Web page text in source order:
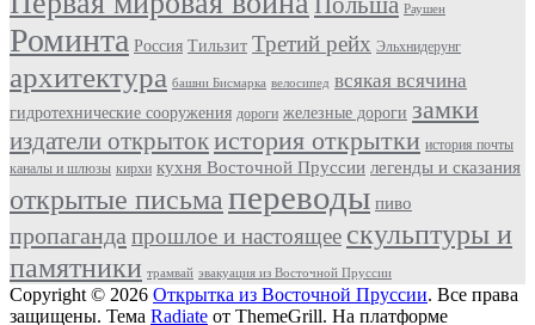
Раушен
Роминта Россия Тильзит Третий рейх Эльхнидерунг
архитектура башни Бисмарка велосипед всякая всячина
гидротехнические сооружения дороги железные дороги замки
издатели открытокистория открытки история почты
каналы и шлюзы кирхи кухня Восточной Пруссии легенды и сказания
открытые письма переводы пиво
пропаганда прошлое и настоящее скульптуры и
памятники трамвай эвакуация из Восточной Пруссии
Copyright © 2026 Открытка из Восточной Пруссии. Все права
защищены. Тема Radiate от ThemeGrill. На платформе